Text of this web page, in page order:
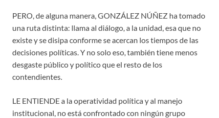
PERO, de alguna manera, GONZÁLEZ NÚÑEZ ha tomado
una ruta distinta: llama al diálogo, a la unidad, esa que no
existe y se disipa conforme se acercan los tiempos de las
decisiones políticas. Y no solo eso, también tiene menos
desgaste público y político que el resto de los
contendientes.
LE ENTIENDE a la operatividad política y al manejo
institucional, no está confrontado con ningún grupo